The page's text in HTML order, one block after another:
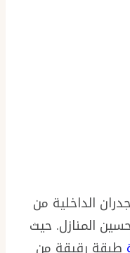
الداخلية من
المنازل. حيث